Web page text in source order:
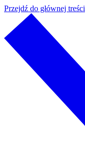
Przejdź do głównej treści